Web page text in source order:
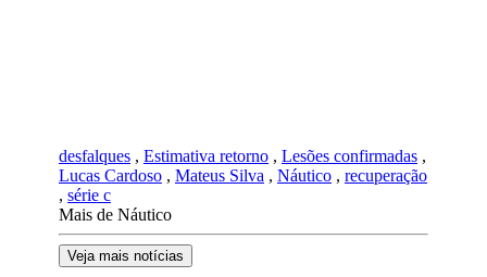
desfalques , Estimativa retorno , Lesões confirmadas ,
Lucas Cardoso , Mateus Silva , Náutico , recuperação
, série c
Mais de Náutico
Veja mais notícias